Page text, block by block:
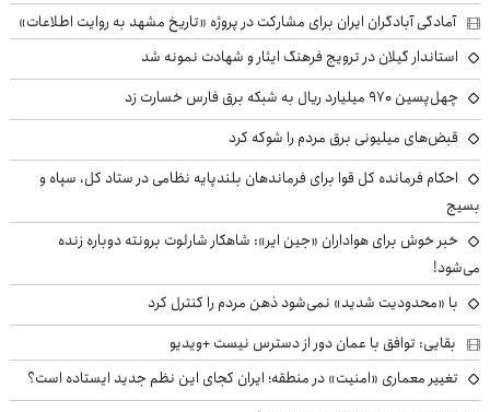
آمادگی آبادگران ایران برای مشارکت در پروژه «تاریخ مشهد به روایت اطلاعات»
استاندار گیلان در ترویج فرهنگ ایثار و شهادت نمونه شد
چهل‌پسین ۹۷۰ میلیارد ریال به شبکه برق فارس خسارت زد
قبض‌های میلیونی برق مردم را شوکه کرد
احکام فرمانده کل قوا برای فرماندهان بلندپایه نظامی در ستاد کل، سپاه و
بسیج
خبر خوش برای هواداران «جین ایر»: شاهکار شارلوت برونته دوباره زنده
می‌شود!
با «محدودیت شدید» نمی‌شود ذهن مردم را کنترل کرد
بقایی: توافق با عمان دور از دسترس نیست +ویدیو
تغییر معماری «امنیت» در منطقه؛ ایران کجای این نظم جدید ایستاده است؟